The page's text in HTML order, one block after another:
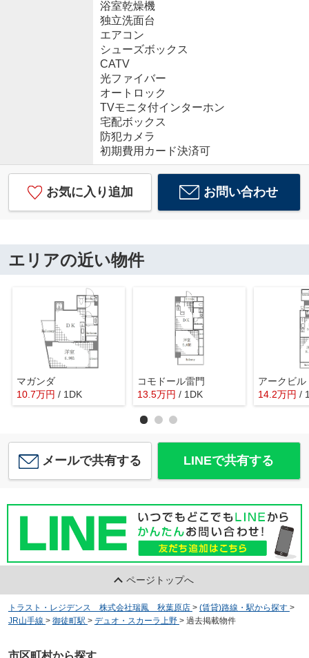
浴室乾燥機
独立洗面台
エアコン
シューズボックス
CATV
光ファイバー
オートロック
TVモニタ付インターホン
宅配ボックス
防犯カメラ
初期費用カード決済可
お気に入り追加 お問い合わせ
エリアの近い物件
マガンダ
10.7万円 / 1DK
コモドール雷門
13.5万円 / 1DK
アークビル
14.2万円 /
メールで共有する LINEで共有する
ページトップへ
トラスト・レジデンス 株式会社瑞鳳 秋葉原店 > (賃貸)路線・駅から探す >
JR山手線 > 御徒町駅 > デュオ・スカーラ上野 > 過去掲載物件